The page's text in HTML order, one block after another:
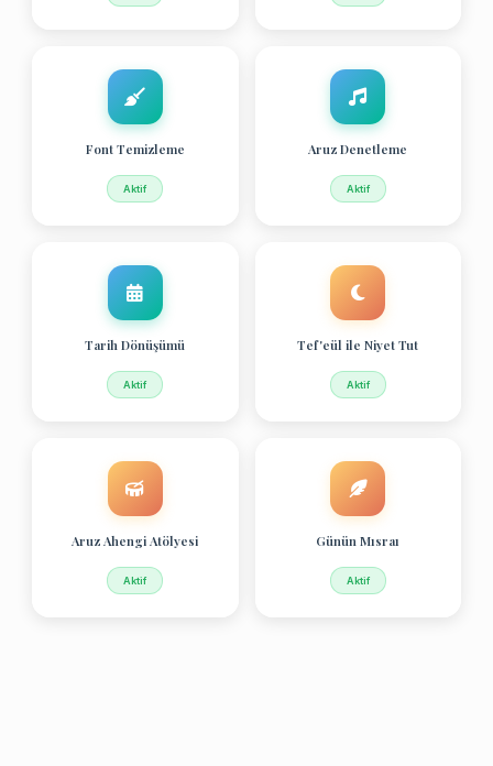
Font Temizleme
Aktif
Aruz Denetleme
Aktif
Tarih Dönüşümü
Aktif
Tef'eül ile Niyet Tut
Aktif
Aruz Ahengi Atölyesi
Aktif
Günün Mısraı
Aktif